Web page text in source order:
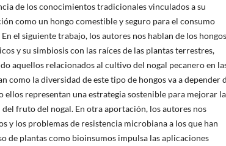
de los conocimientos tradicionales vinculados a su
como un hongo comestible y seguro para el consumo
el siguiente trabajo, los autores nos hablan de los hongos
y su simbiosis con las raíces de las plantas terrestres,
aquellos relacionados al cultivo del nogal pecanero en
como la diversidad de este tipo de hongos va a depender
representan una estrategia sostenible para mejorar la
fruto del nogal. En otra aportación, los autores nos
y los problemas de resistencia microbiana a los que han
de plantas como bioinsumos impulsa las aplicaciones